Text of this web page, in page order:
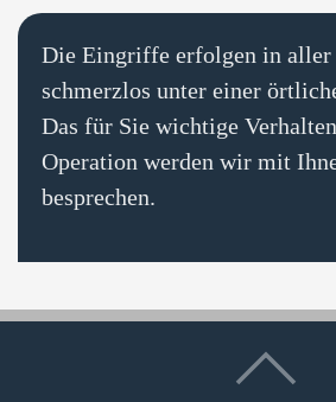
Die Eingriffe erfolgen in aller
schmerzlos unter einer
Das für Sie wichtige
Operation werden wir mit
besprechen.